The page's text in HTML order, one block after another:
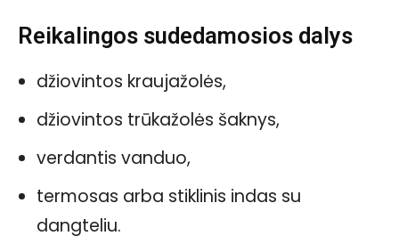
Reikalingos sudedamosios dalys
džiovintos kraujažolės,
džiovintos trūkažolės šaknys,
verdantis vanduo,
termosas arba stiklinis indas su
dangteliu.